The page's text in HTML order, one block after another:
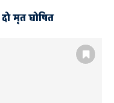
मृत घोषित